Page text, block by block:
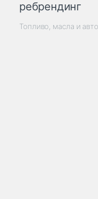
ребрендинг
Топливо, масла и